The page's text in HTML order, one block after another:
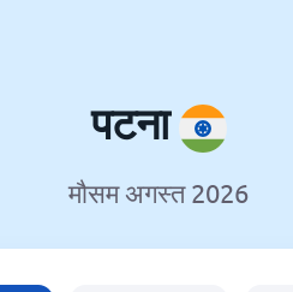
पटना
मौसम अगस्त 2026